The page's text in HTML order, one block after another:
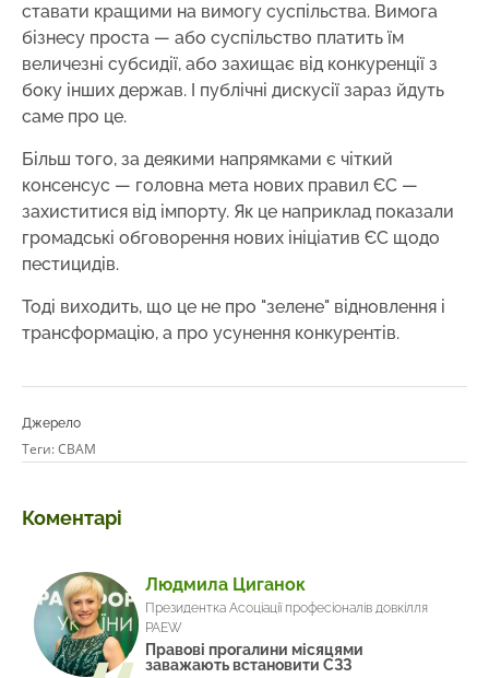
ставати кращими на вимогу суспільства. Вимога
бізнесу проста — або суспільство платить їм
величезні субсидії, або захищає від конкуренції з
боку інших держав. І публічні дискусії зараз йдуть
саме про це.
Більш того, за деякими напрямками є чіткий
консенсус — головна мета нових правил ЄС —
захиститися від імпорту. Як це наприклад показали
громадські обговорення нових ініціатив ЄС щодо
пестицидів.
Тоді виходить, що це не про "зелене" відновлення і
трансформацію, а про усунення конкурентів.
Джерело
Теги:CBAM
Коментарі
Людмила Циганок
Президентка Асоціації професіоналів довкілля
PAEW
Правові прогалини місяцями
заважають встановити СЗЗ